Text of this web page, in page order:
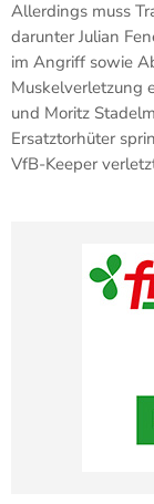
Allerdings muss
darunter Julian
im Angriff sowie
Muskelverletzung
und Moritz
Ersatztorhüter
VfB-Keeper